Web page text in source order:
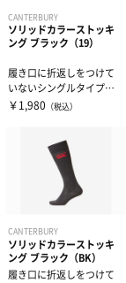
CANTERBURY
ソリッドカラーストッキ
ング ブラック（19）
履き口に折返しをつけて
いないシングルタイプの
定番ソリッドカラースト
￥1,980 （税込）
CANTERBURY
ソリッドカラーストッキ
ング ブラック（BK）
履き口に折返しをつけて